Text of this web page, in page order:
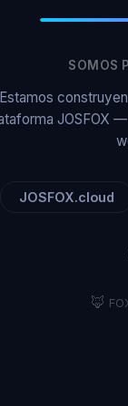
SOMOS
Estamos
JOSFOX
JOSFOX.cloud
🦊